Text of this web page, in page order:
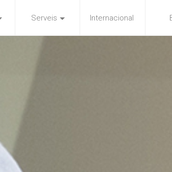
Serveis Internacional